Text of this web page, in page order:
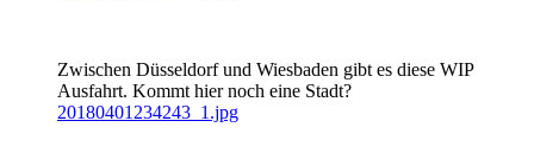
Zwischen Düsseldorf und Wiesbaden gibt es diese WIP
Ausfahrt. Kommt hier noch eine Stadt?
20180401234243_1.jpg